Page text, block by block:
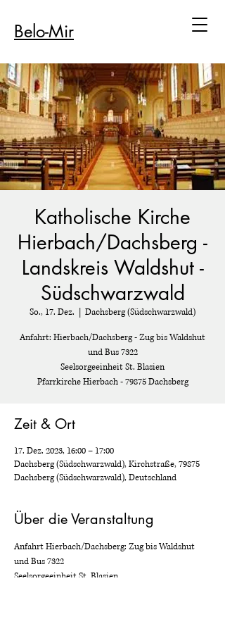
Belo-Mir
Katholische Kirche
Hierbach/Dachsberg -
Landskreis Waldshut -
Südschwarzwald
So., 17. Dez. Dachsberg (Südschwarzwald)
Anfahrt: Hierbach/Dachsberg - Zug bis Waldshut
und Bus 7322
Seelsorgeeinheit St. Blasien
Pfarrkirche Hierbach - 79875 Dachsberg
Zeit & Ort
17. Dez. 2023, 16:00 – 17:00
Dachsberg (Südschwarzwald), Kirchstraße, 79875
Dachsberg (Südschwarzwald), Deutschland
Über die Veranstaltung
Anfahrt Hierbach/Dachsberg: Zug bis Waldshut
und Bus 7322
Seelsorgeeinheit St. Blasien